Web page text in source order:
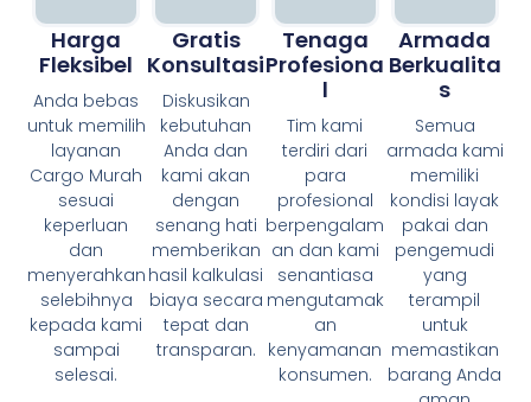
Harga
Fleksibel
Anda bebas
untuk memilih
layanan
Cargo Murah
sesuai
keperluan
dan
menyerahkan
selebihnya
kepada kami
sampai
selesai.
Gratis
Konsultasi
Diskusikan
kebutuhan
Anda dan
kami akan
dengan
senang hati
memberikan
hasil kalkulasi
biaya secara
tepat dan
transparan.
Tenaga
Profesiona
L
Tim kami
terdiri dari
para
profesional
berpengalam
an dan kami
senantiasa
mengutamak
an
kenyamanan
konsumen.
Armada
Berkualita
S
Semua
armada kami
memiliki
kondisi layak
pakai dan
pengemudi
yang
terampil
untuk
memastikan
barang Anda